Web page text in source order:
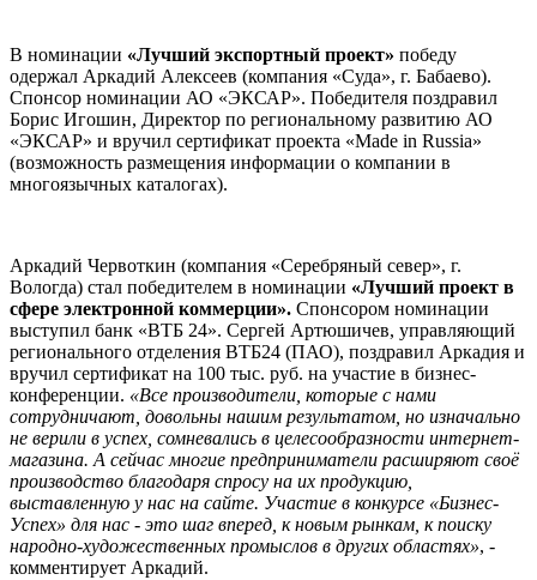
В номинации «Лучший экспортный проект» победу
одержал Аркадий Алексеев (компания «Суда», г. Бабаево).
Спонсор номинации АО «ЭКСАР». Победителя поздравил
Борис Игошин, Директор по региональному развитию АО
«ЭКСАР» и вручил сертификат проекта «Made in Russia»
(возможность размещения информации о компании в
многоязычных каталогах).
Аркадий Червоткин (компания «Серебряный север», г.
Вологда) стал победителем в номинации «Лучший проект в
сфере электронной коммерции». Спонсором номинации
выступил банк «ВТБ 24». Сергей Артюшичев, управляющий
регионального отделения ВТБ24 (ПАО), поздравил Аркадия и
вручил сертификат на 100 тыс. руб. на участие в бизнес-
конференции. «Все производители, которые с нами
сотрудничают, довольны нашим результатом, но изначально
не верили в успех, сомневались в целесообразности интернет-
магазина. А сейчас многие предприниматели расширяют своё
производство благодаря спросу на их продукцию,
выставленную у нас на сайте. Участие в конкурсе «Бизнес-
Успех» для нас - это шаг вперед, к новым рынкам, к поиску
народно-художественных промыслов в других областях», -
комментирует Аркадий.